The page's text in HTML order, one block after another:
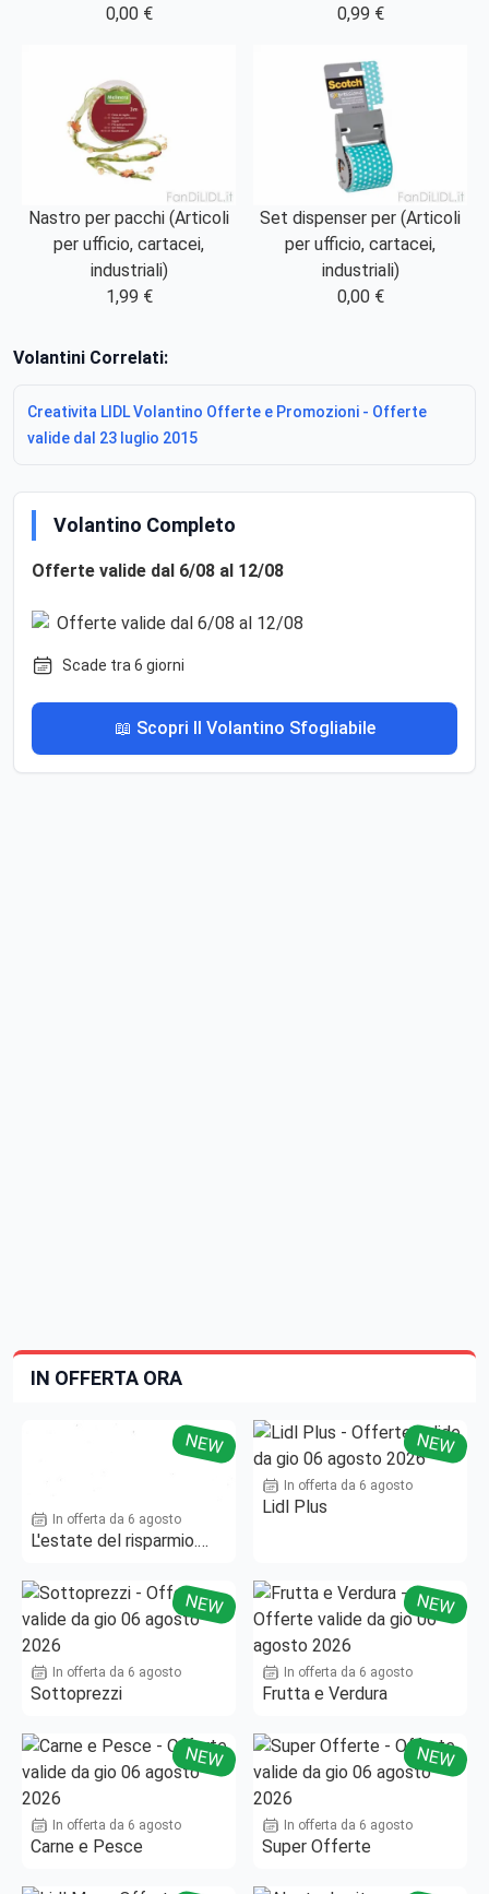
0,00 € 0,99 €
Nastro per pacchi (Articoli
per ufficio, cartacei,
industriali)
1,99 €
Set dispenser per (Articoli
per ufficio, cartacei,
industriali)
0,00 €
Volantini Correlati:
Creativita LIDL Volantino Offerte e Promozioni - Offerte
valide dal 23 luglio 2015
Volantino Completo
Offerte valide dal 6/08 al 12/08
Scade tra 6 giorni
📖 Scopri Il Volantino Sfogliabile
IN OFFERTA ORA
NEW
In offerta da 6 agosto
L'estate del risparmio.
NEW
In offerta da 6 agosto
Lidl Plus
NEW
In offerta da 6 agosto
Sottoprezzi
NEW
In offerta da 6 agosto
Frutta e Verdura
NEW
In offerta da 6 agosto
Carne e Pesce
NEW
In offerta da 6 agosto
Super Offerte